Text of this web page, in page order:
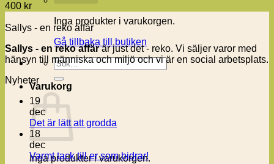
Inga produkter i varukorgen.
Gå tillbaka till butiken
Sök
efter:
Varukorg
Inga produkter i varukorgen.
400 kr
Sallys - en reko affär
Sallys - en reko affärär just det - reko. Vi säljer varor med
hänsyn till människa och miljö och vi är en social arbetsplats.
Nyheter
19
dec
Det är lätt att grodda
Det
18
dec
Varmt tack till er som bidrar!